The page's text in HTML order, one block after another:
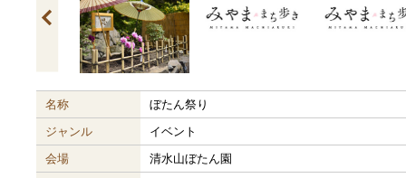
名称
ぼたん祭り
ジャンル
イベント
会場
清水山ぼたん園